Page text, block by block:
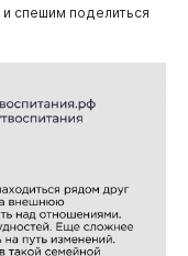
и спешим поделиться